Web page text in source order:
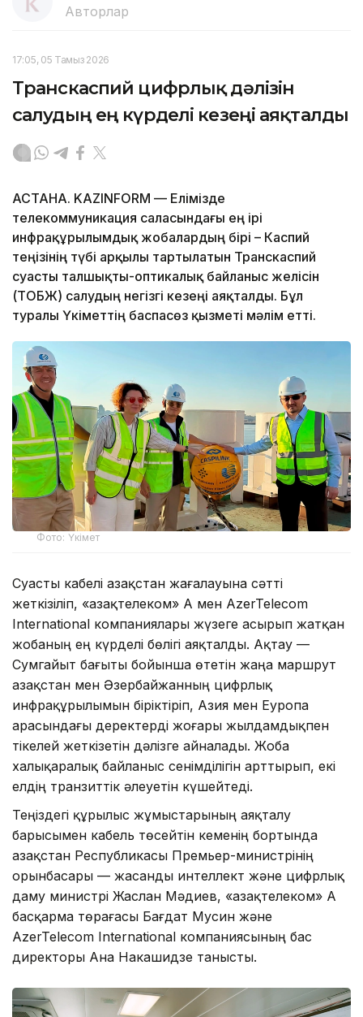
Авторлар
17:05, 05 Тамыз 2026
Транскаспий цифрлық дәлізін
салудың ең күрделі кезеңі аяқталды
АСТАНА. KAZINFORM — Елімізде
телекоммуникация саласындағы ең ірі
инфрақұрылымдық жобалардың бірі – Каспий
теңізінің түбі арқылы тартылатын Транскаспий
суасты талшықты-оптикалық байланыс желісін
(ТОБЖ) салудың негізгі кезеңі аяқталды. Бұл
туралы Үкіметтің баспасөз қызметі мәлім етті.
Фото: Үкімет
Суасты кабелі Қазақстан жағалауына сәтті
жеткізіліп, «Қазақтелеком» АҚ мен AzerTelecom
International компаниялары жүзеге асырып жатқан
жобаның ең күрделі бөлігі аяқталды. Ақтау —
Сумгайыт бағыты бойынша өтетін жаңа маршрут
Қазақстан мен Әзербайжанның цифрлық
инфрақұрылымын біріктіріп, Азия мен Еуропа
арасындағы деректерді жоғары жылдамдықпен
тікелей жеткізетін дәлізге айналады. Жоба
халықаралық байланыс сенімділігін арттырып, екі
елдің транзиттік әлеуетін күшейтеді.
Теңіздегі құрылыс жұмыстарының аяқталу
барысымен кабель төсейтін кеменің бортында
Қазақстан Республикасы Премьер-министрінің
орынбасары — жасанды интеллект және цифрлық
даму министрі Жаслан Мәдиев, «Қазақтелеком» АҚ
басқарма төрағасы Бағдат Мусин және
AzerTelecom International компаниясының бас
директоры Ана Накашидзе танысты.